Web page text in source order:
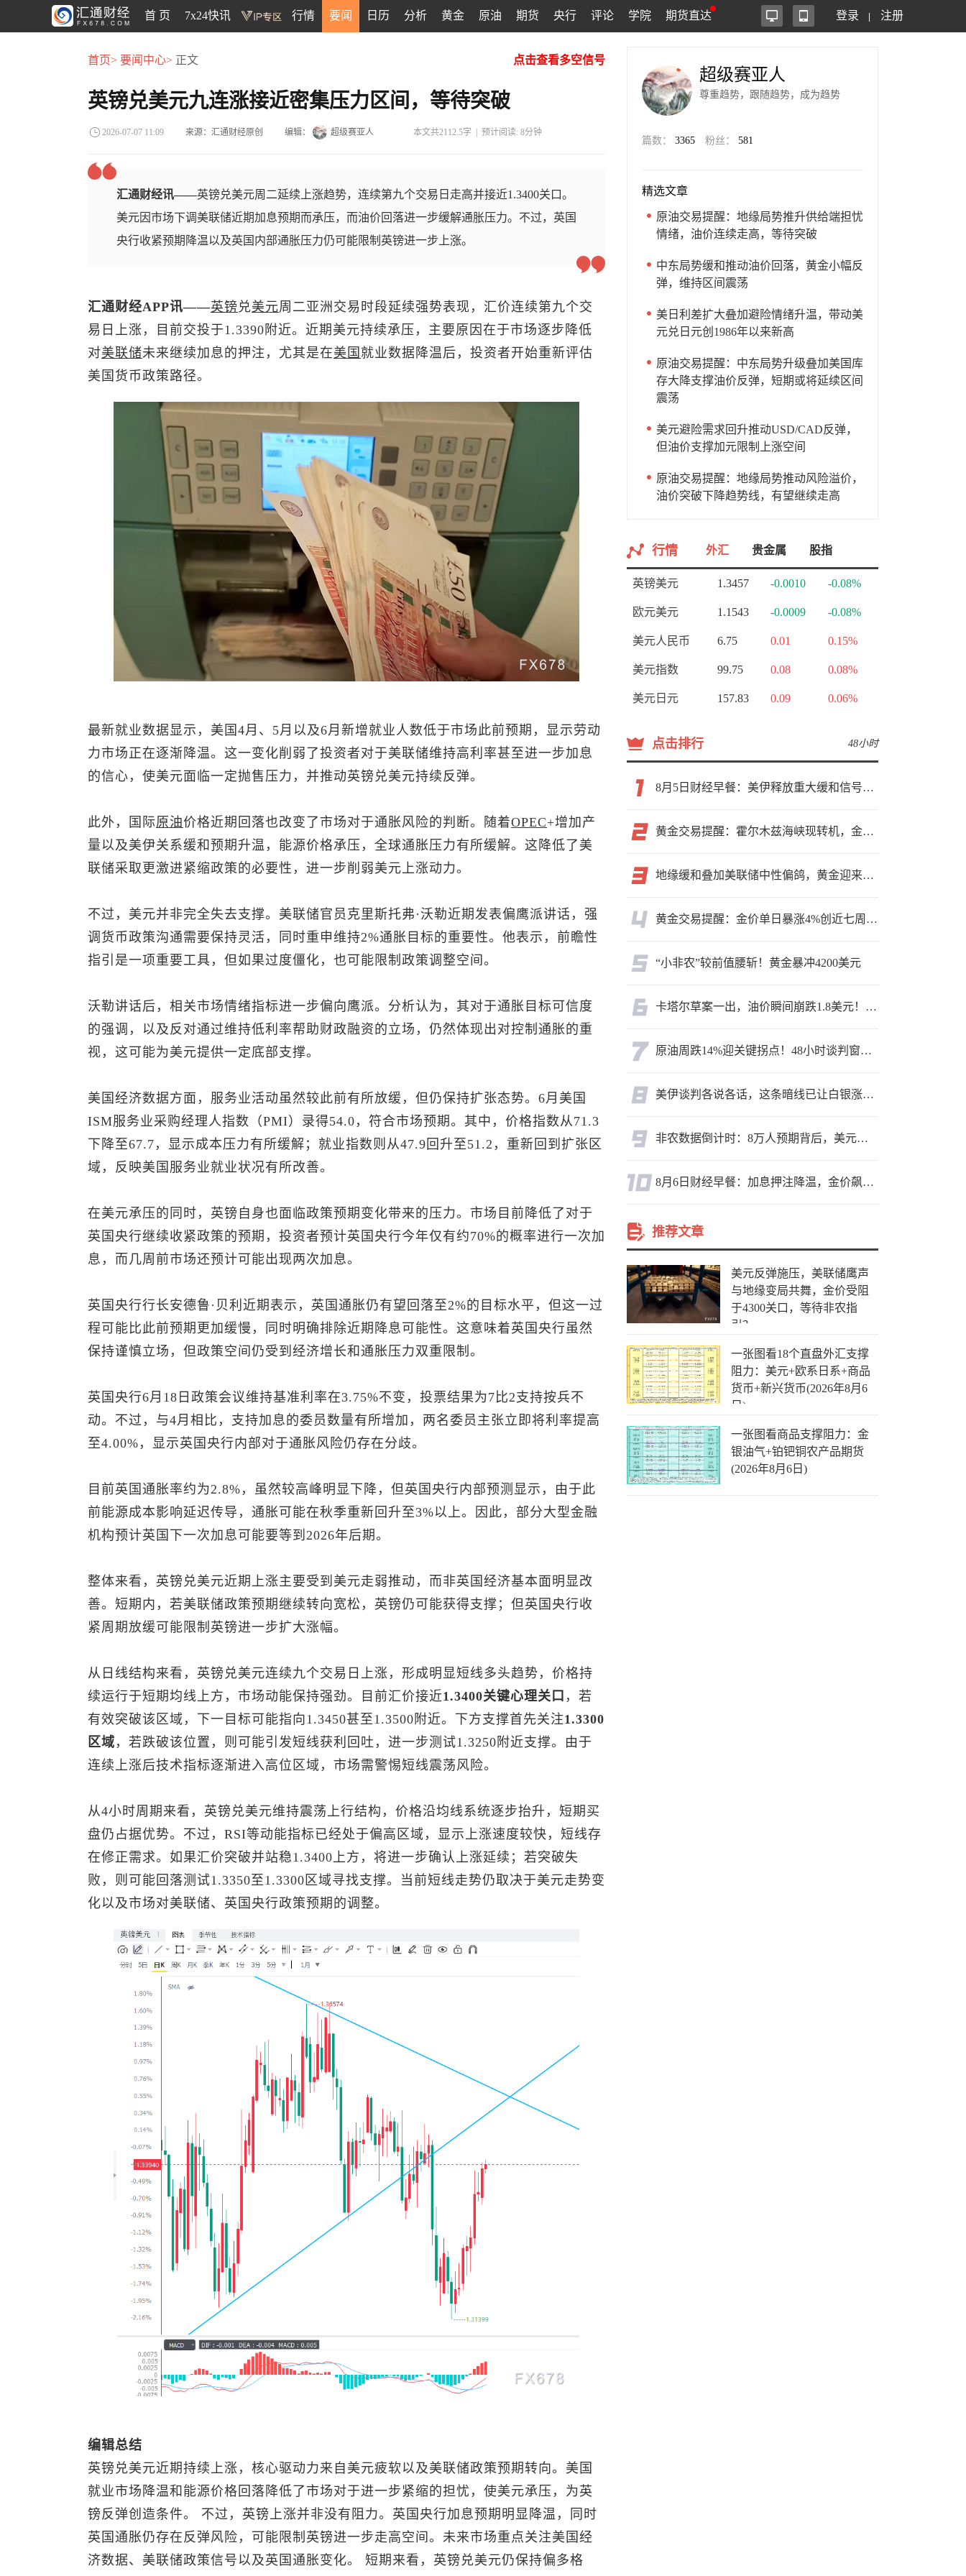
首 页 7x24快讯 行情 要闻 日历 分析 黄金 原油 期货 央行 评论 学院 期货直达 登录 注册
首页> 要闻中心> 正文 点击查看多空信号
英镑兑美元九连涨接近密集压力区间，等待突破
2026-07-07 11:09 来源：汇通财经原创 编辑： 超级赛亚人 本文共2112.5字 |预计阅读: 8分钟
汇通财经讯——英镑兑美元周二延续上涨趋势，连续第九个交易日走高并接近1.3400关口。
美元因市场下调美联储近期加息预期而承压，而油价回落进一步缓解通胀压力。不过，英国
央行收紧预期降温以及英国内部通胀压力仍可能限制英镑进一步上涨。
汇通财经APP讯——英镑 兑美元周二亚洲交易时段延续强势表现，汇价连续第九个交
易日上涨，目前交投于1.3390附近。近期美元持续承压，主要原因在于市场逐步降低
对美联储未来继续加息的押注，尤其是在美国 就业数据降温后，投资者开始重新评估
美国货币政策路径。
最新就业数据显示，美国4月、5月以及6月新增就业人数低于市场此前预期，显示劳动
力市场正在逐渐降温。这一变化削弱了投资者对于美联储维持高利率甚至进一步加息
的信心，使美元面临一定抛售压力，并推动英镑兑美元持续反弹。
此外，国际原油价格近期回落也改变了市场对于通胀风险的判断。随着OPEC+增加产
量以及美伊关系缓和预期升温，能源价格承压，全球通胀压力有所缓解。这降低了美
联储采取更激进紧缩政策的必要性，进一步削弱美元上涨动力。
不过，美元并非完全失去支撑。美联储官员克里斯托弗·沃勒近期发表偏鹰派讲话，强
调货币政策沟通需要保持灵活，同时重申维持2%通胀目标的重要性。他表示，前瞻性
指引是一项重要工具，但如果过度僵化，也可能限制政策调整空间。
沃勒讲话后，相关市场情绪指标进一步偏向鹰派。分析认为，其对于通胀目标可信度
的强调，以及反对通过维持低利率帮助财政融资的立场，仍然体现出对控制通胀的重
视，这可能为美元提供一定底部支撑。
美国经济数据方面，服务业活动虽然较此前有所放缓，但仍保持扩张态势。6月美国
ISM服务业采购经理人指数（PMI）录得54.0，符合市场预期。其中，价格指数从71.3
下降至67.7，显示成本压力有所缓解；就业指数则从47.9回升至51.2，重新回到扩张区
域，反映美国服务业就业状况有所改善。
在美元承压的同时，英镑自身也面临政策预期变化带来的压力。市场目前降低了对于
英国央行继续收紧政策的预期，投资者预计英国央行今年仅有约70%的概率进行一次加
息，而几周前市场还预计可能出现两次加息。
英国央行行长安德鲁·贝利近期表示，英国通胀仍有望回落至2%的目标水平，但这一过
程可能比此前预期更加缓慢，同时明确排除近期降息可能性。这意味着英国央行虽然
保持谨慎立场，但政策空间仍受到经济增长和通胀压力双重限制。
英国央行6月18日政策会议维持基准利率在3.75%不变，投票结果为7比2支持按兵不
动。不过，与4月相比，支持加息的委员数量有所增加，两名委员主张立即将利率提高
至4.00%，显示英国央行内部对于通胀风险仍存在分歧。
目前英国通胀率约为2.8%，虽然较高峰明显下降，但英国央行内部预测显示，由于此
前能源成本影响延迟传导，通胀可能在秋季重新回升至3%以上。因此，部分大型金融
机构预计英国下一次加息可能要等到2026年后期。
整体来看， 英镑兑美元近期上涨主要受到美元走弱推动，而非英国经济基本面明显改
善。短期内，若美联储政策预期继续转向宽松，英镑仍可能获得支撑；但英国央行收
紧周期放缓可能限制英镑进一步扩大涨幅。
从日线结构来看， 英镑兑美元连续九个交易日上涨，形成明显短线多头趋势，价格持
续运行于短期均线上方，市场动能保持强劲。目前汇价接近1.3400关键心理关口 ，若
有效突破该区域，下一目标可能指向1.3450甚至1.3500附近。下方支撑首先关注1.3300
区域 ，若跌破该位置，则可能引发短线获利回吐，进一步测试1.3250附近支撑。由于
连续上涨后技术指标逐渐进入高位区域，市场需警惕短线震荡风险。
从4小时周期来看， 英镑兑美元维持震荡上行结构，价格沿均线系统逐步抬升，短期买
盘仍占据优势。不过，RSI等动能指标已经处于偏高区域，显示上涨速度较快，短线存
在修正需求。如果汇价突破并站稳1.3400上方，将进一步确认上涨延续；若突破失
败，则可能回落测试1.3350至1.3300区域寻找支撑。当前短线走势仍取决于美元走势变
化以及市场对美联储、英国央行政策预期的调整。
编辑总结
英镑兑美元近期持续上涨，核心驱动力来自美元疲软以及美联储政策预期转向。美国
就业市场降温和能源价格回落降低了市场对于进一步紧缩的担忧，使美元承压，为英
镑反弹创造条件。 不过，英镑上涨并非没有阻力。英国央行加息预期明显降温，同时
英国通胀仍存在反弹风险，可能限制英镑进一步走高空间。未来市场重点关注美国经
济数据、美联储政策信号以及英国通胀变化。 短期来看， 英镑兑美元仍保持偏多格
超级赛亚人
尊重趋势，跟随趋势，成为趋势
篇数： 3365 粉丝： 581
精选文章
原油交易提醒：地缘局势推升供给端担忧
情绪，油价连续走高，等待突破
中东局势缓和推动油价回落，黄金小幅反
弹，维持区间震荡
美日利差扩大叠加避险情绪升温，带动美
元兑日元创1986年以来新高
原油交易提醒：中东局势升级叠加美国库
存大降支撑油价反弹，短期或将延续区间
震荡
美元避险需求回升推动USD/CAD反弹，
但油价支撑加元限制上涨空间
原油交易提醒：地缘局势推动风险溢价，
油价突破下降趋势线，有望继续走高
行情 外汇 贵金属 股指
英镑美元 1.3457 -0.0010 -0.08%
欧元美元 1.1543 -0.0009 -0.08%
美元人民币 6.75 0.01 0.15%
美元指数 99.75 0.08 0.08%
美元日元 157.83 0.09 0.06%
点击排行 48小时
8月5日财经早餐：美伊释放重大缓和信号，现货黄金高位持稳，美油重挫超6%
黄金交易提醒：霍尔木兹海峡现转机，金价小幅反弹，能否借就业数据再上新台阶？
地缘缓和叠加美联储中性偏鸽，黄金迎来上行窗口
黄金交易提醒：金价单日暴涨4%创近七周新高，加息预期降温叠加霍尔木兹“暂停信号”，牛市重启了？
“小非农”较前值腰斩！黄金暴冲4200美元
卡塔尔草案一出，油价瞬间崩跌1.8美元！海峡真要通了？
原油周跌14%迎关键拐点！48小时谈判窗口，暗藏行情变数
美伊谈判各说各话，这条暗线已让白银涨疯了
非农数据倒计时：8万人预期背后，美元方向面临重新选择
8月6日财经早餐：加息押注降温，金价飙升至近两个月高位，地缘缓和预期，美油75关口拉锯
推荐文章
美元反弹施压，美联储鹰声
与地缘变局共舞，金价受阻
于4300关口，等待非农指
引？
一张图看18个直盘外汇支撑
阻力：美元+欧系日系+商品
货币+新兴货币(2026年8月6
日)
一张图看商品支撑阻力：金
银油气+铂钯铜农产品期货
(2026年8月6日)